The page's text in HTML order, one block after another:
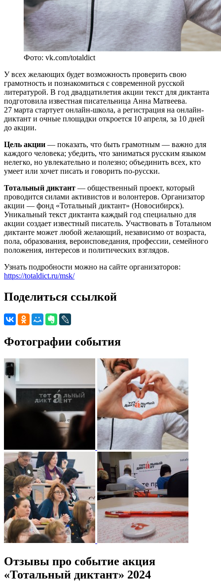
Фото: vk.com/totaldict
У всех желающих будет возможность проверить свою
грамотность и познакомиться с современной русской
литературой. В год двадцатилетия акции текст для диктанта
подготовила известная писательница Анна Матвеева.
27 марта стартует онлайн-школа, а регистрация на онлайн-
диктант и очные площадки откроется 10 апреля, за 10 дней
до акции.
Цель акции — показать, что быть грамотным — важно для
каждого человека; убедить, что заниматься русским языком
нелегко, но увлекательно и полезно; объединить всех, кто
умеет или хочет писать и говорить по-русски.
Тотальный диктант — общественный проект, который
проводится силами активистов и волонтеров. Организатор
акции — фонд «Тотальный диктант» (Новосибирск).
Уникальный текст диктанта каждый год специально для
акции создает известный писатель. Участвовать в Тотальном
диктанте может любой желающий, независимо от возраста,
пола, образования, вероисповедания, профессии, семейного
положения, интересов и политических взглядов.
Узнать подробности можно на сайте организаторов:
https://totaldict.ru/msk/
Поделиться ссылкой
Фотографии события
Отзывы про событие акция
«Тотальный диктант» 2024